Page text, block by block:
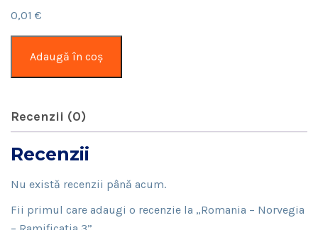
0,01 €
Romania
–
–
Ramificatia
3
Adaugă în coș
Recenzii (0)
Recenzii
Nu există recenzii până acum.
Fii primul care adaugi o recenzie la „Romania – Norvegia